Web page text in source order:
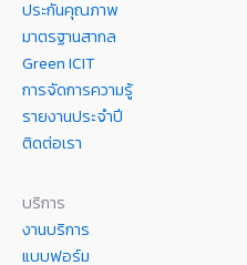
ประกันคุณภาพ
มาตรฐานสากล
Green ICIT
การจัดการความรู้
รายงานประจำปี
ติดต่อเรา
บริการ
งานบริการ
แบบฟอร์ม